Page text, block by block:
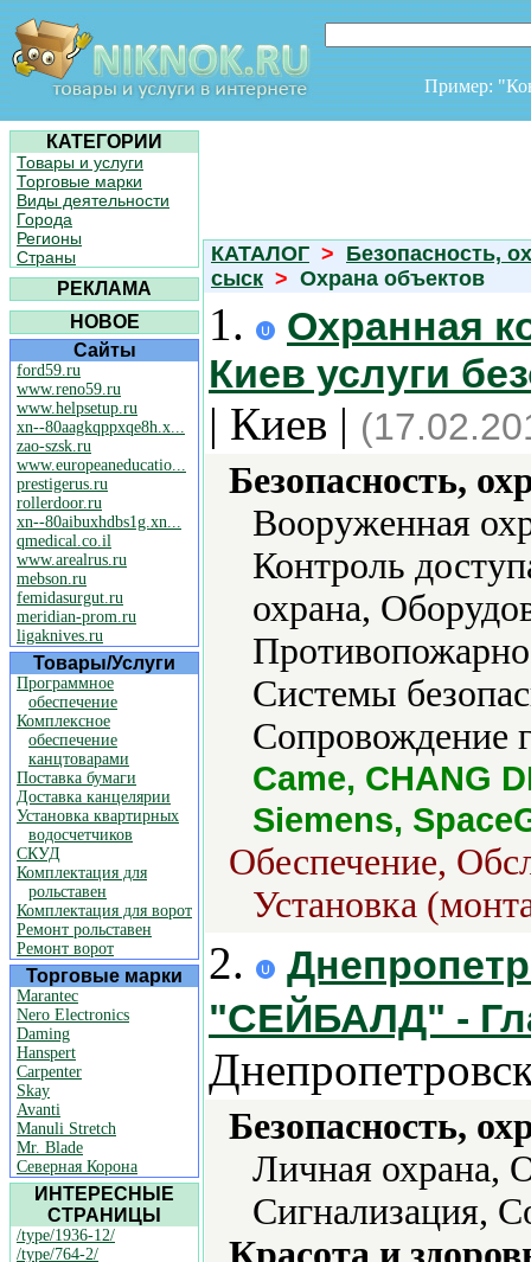
Пример:
КАТЕГОРИИ
Товары и услуги
Торговые марки
Виды деятельности
Города
Регионы
Страны
РЕКЛАМА
НОВОЕ
Сайты
ford59.ru
www.reno59.ru
www.helpsetup.ru
xn--80aagkqppxqe8h.x...
zao-szsk.ru
www.europeaneducatio...
prestigerus.ru
rollerdoor.ru
xn--80aibuxhdbs1g.xn...
qmedical.co.il
www.arealrus.ru
mebson.ru
femidasurgut.ru
meridian-prom.ru
ligaknives.ru
Товары/Услуги
Программное
обеспечение
Комплексное
обеспечение
канцтоварами
Поставка бумаги
Доставка канцелярии
Установка квартирных
водосчетчиков
СКУД
Комплектация для
рольставен
Комплектация для ворот
Ремонт рольставен
Ремонт ворот
Торговые марки
Marantec
Nero Electronics
Daming
Hanspert
Carpenter
Skay
Avanti
Manuli Stretch
Mr. Blade
Северная Корона
ИНТЕРЕСНЫЕ
СТРАНИЦЫ
/type/1936-12/
/type/764-2/
КАТАЛОГ > Безопасность,
сыск > Охрана объектов
1.
Охранная
Киев услуги
| Киев |
Безопасность,
Вооруженная
Контроль
охрана,
Системы
Сопровождение
Came, CHANG
Siemens,
Обеспечение,
Установка
2.
"СЕЙБАЛД" -
Безопасность,
Личная охрана,
Сигнализация,